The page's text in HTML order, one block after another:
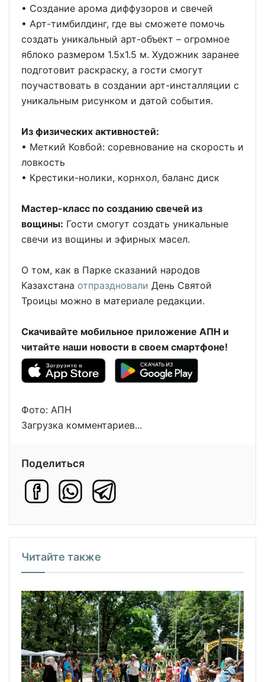
•⁠ ⁠Создание арома диффузоров и свечей
•⁠ ⁠Арт-тимбилдинг, где вы сможете помочь
создать уникальный арт-объект – огромное
яблоко размером 1.5х1.5 м. Художник заранее
подготовит раскраску, а гости смогут
поучаствовать в создании арт-инсталляции с
уникальным рисунком и датой события.
Из физических активностей:
•⁠ ⁠Меткий Ковбой: соревнование на скорость и
ловкость
•⁠ ⁠Крестики-нолики, корнхол, баланс диск
Мастер-класс по созданию свечей из
вощины: Гости смогут создать уникальные
свечи из вощины и эфирных масел.
О том, как в Парке сказаний народов
Казахстана отпраздновали День Святой
Троицы можно в материале редакции.
Скачивайте мобильное приложение АПН и
читайте наши новости в своем смартфоне!
Фото: АПН
Загрузка комментариев...
Поделиться
Читайте также